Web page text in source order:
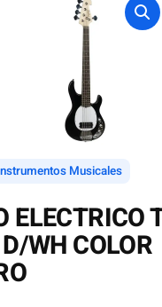
Musicales
ELECTRICO
WH COLOR